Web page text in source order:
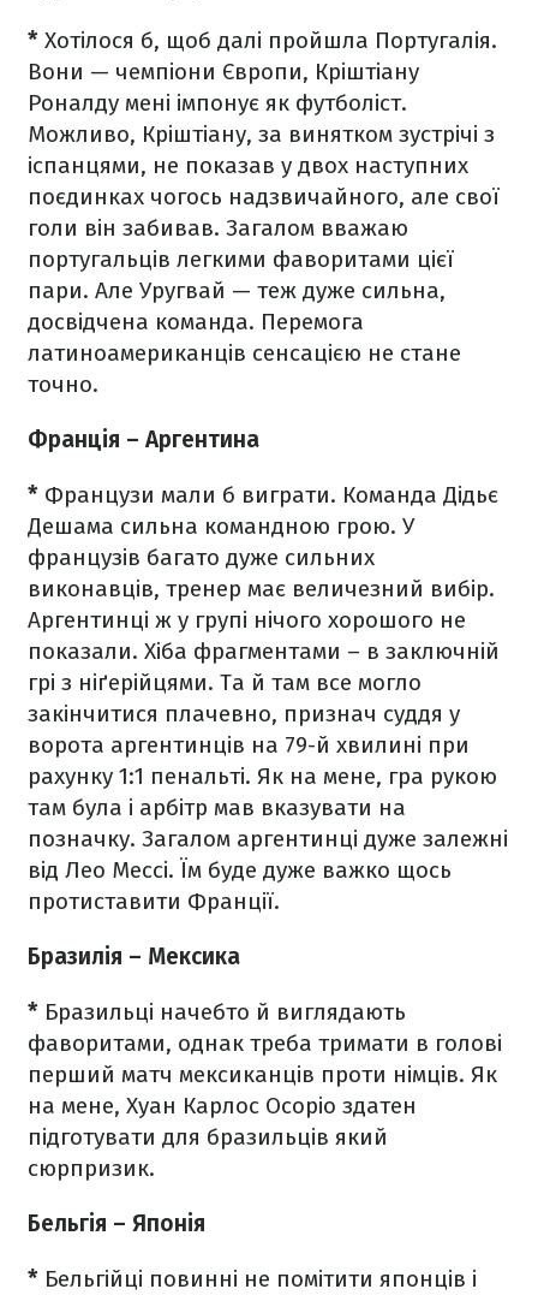
* Хотілося б, щоб далі пройшла Португалія.
Вони — чемпіони Європи, Кріштіану
Роналду мені імпонує як футболіст.
Можливо, Кріштіану, за винятком зустрічі з
іспанцями, не показав у двох наступних
поєдинках чогось надзвичайного, але свої
голи він забивав. Загалом вважаю
португальців легкими фаворитами цієї
пари. Але Уругвай — теж дуже сильна,
досвідчена команда. Перемога
латиноамериканців сенсацією не стане
точно.
Франція – Аргентина
* Французи мали б виграти. Команда Дідьє
Дешама сильна командною грою. У
французів багато дуже сильних
виконавців, тренер має величезний вибір.
Аргентинці ж у групі нічого хорошого не
показали. Хіба фрагментами – в заключній
грі з ніґерійцями. Та й там все могло
закінчитися плачевно, признач суддя у
ворота аргентинців на 79-й хвилині при
рахунку 1:1 пенальті. Як на мене, гра рукою
там була і арбітр мав вказувати на
позначку. Загалом аргентинці дуже залежні
від Лео Мессі. Їм буде дуже важко щось
протиставити Франції.
Бразилія – Мексика
* Бразильці начебто й виглядають
фаворитами, однак треба тримати в голові
перший матч мексиканців проти німців. Як
на мене, Хуан Карлос Осоріо здатен
підготувати для бразильців який
сюрпризик.
Бельгія – Японія
* Бельгійці повинні не помітити японців і